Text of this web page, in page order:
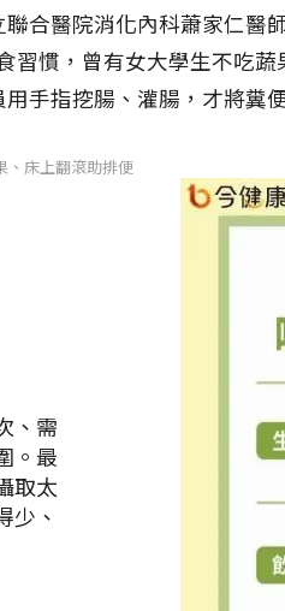
合醫院消化內科蕭家仁醫
慣，曾有女大學生不吃
手指挖腸、灌腸，才將糞
、床上翻滾助排便
、需
。最
取太
少、